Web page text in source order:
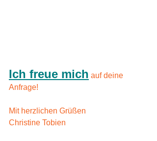
Ich freue mich auf deine
Anfrage!
Mit herzlichen Grüßen
Christine Tobien